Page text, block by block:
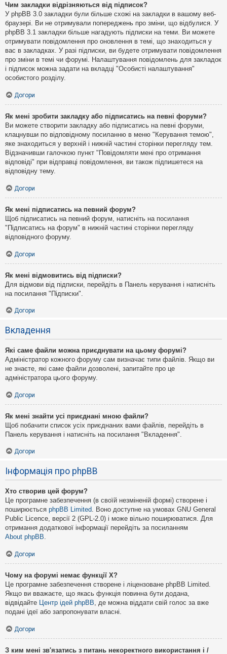
Чим закладки відрізняються від підписок?
У phpBB 3.0 закладки були більше схожі на закладки в вашому веб-
браузері. Ви не отримували попереджень про зміни, що відбулися. У
phpBB 3.1 закладки більше нагадують підписки на теми. Ви можете
отримувати повідомлення про оновлення в темі, що знаходиться у
вас в закладках. У разі підписки, ви будете отримувати повідомлення
про зміни в темі чи форумі. Налаштування повідомлень для закладок
і підписок можна задати на вкладці "Особисті налаштування"
особистого розділу.
Догори
Як мені зробити закладку або підписатись на певні форуми?
Ви можете створити закладку або підписатись на певні форуми,
клацнувши по відповідному посиланню в меню "Керування темою",
яке знаходиться у верхній і нижній частині сторінки перегляду тем.
Відзначивши галочкою пункт "Повідомляти мені про отримання
відповіді" при відправці повідомлення, ви також підпишетеся на
відповідну тему.
Догори
Як мені підписатись на певний форум?
Щоб підписатись на певний форум, натисніть на посилання
"Підписатись на форум" в нижній частині сторінки перегляду
відповідного форуму.
Догори
Як мені відмовитись від підписки?
Для відмови від підписки, перейдіть в Панель керування і натисніть
на посилання "Підписки".
Догори
Вкладення
Які саме файли можна приєднувати на цьому форумі?
Адміністратор кожного форуму сам визначає типи файлів. Якщо ви
не знаєте, які саме файли дозволені, запитайте про це
адміністратора цього форуму.
Догори
Як мені знайти усі приєднані мною файли?
Щоб побачити список усіх приєднаних вами файлів, перейдіть в
Панель керування і натисніть на посилання "Вкладення".
Догори
Інформація про phpBB
Хто створив цей форум?
Це програмне забезпечення (в своїй незміненій формі) створене і
поширюється phpBB Limited. Воно доступне на умовах GNU General
Public Licence, версії 2 (GPL-2.0) і може вільно поширюватися. Для
отримання додаткової інформації перейдіть за посиланням
About phpBB.
Догори
Чому на форумі немає функції X?
Це програмне забезпечення створене і ліцензоване phpBB Limited.
Якщо ви вважаєте, що якась функція повинна бути додана,
відвідайте Центр ідей phpBB, де можна віддати свій голос за вже
подані ідеї або запропонувати власні.
Догори
З ким мені зв'язатись з питань некоректного використання і /